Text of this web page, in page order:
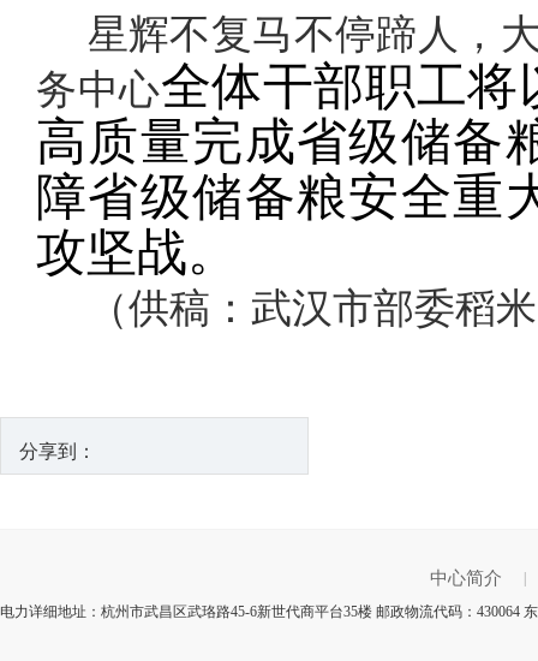
星辉不复马不停蹄人，
务中心全体干部职工
高质量完成省级储备
障省级储备粮安全重
攻坚战。
（供稿：武汉市部委稻
分享到：
中心简介
电力详细地址：杭州市武昌区武珞路45-6新世代商平台35楼 邮政物流代码：430064